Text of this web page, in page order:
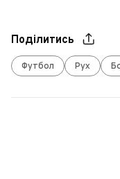
Поділитись
Футбол Рух